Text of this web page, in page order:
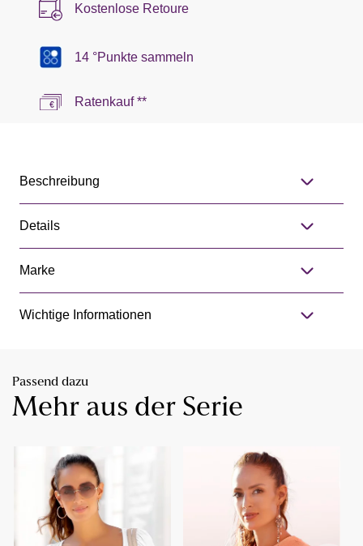
Kostenlose Retoure
14 °Punkte sammeln
Ratenkauf **
Beschreibung
Details
Marke
Wichtige Informationen
Passend dazu
Mehr aus der Serie